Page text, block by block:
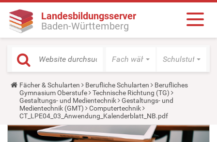
Landesbildungsserver
Baden-Württemberg
Fach wählen Schulstufe
Y
o
u
a
r
e
h
Fächer & Schularten Berufliche Schularten
Berufliches
Gymnasium Oberstufe
Technische Richtung (TG)
Gestaltungs- und Medientechnik
Gestaltungs- und
Medientechnik (GMT)
Computertechnik
CT_LPE04_03_Anwendung_Kalenderblatt_NB.pdf